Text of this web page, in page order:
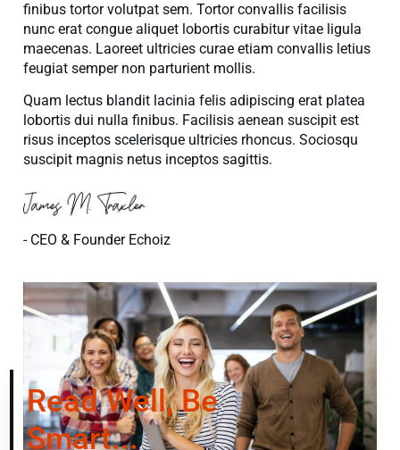
Read Well, Be
Smart...
finibus tortor volutpat sem. Tortor convallis facilisis
nunc erat congue aliquet lobortis curabitur vitae ligula
maecenas. Laoreet ultricies curae etiam convallis letius
feugiat semper non parturient mollis.
Quam lectus blandit lacinia felis adipiscing erat platea
lobortis dui nulla finibus. Facilisis aenean suscipit est
risus inceptos scelerisque ultricies rhoncus. Sociosqu
suscipit magnis netus inceptos sagittis.
- CEO & Founder Echoiz